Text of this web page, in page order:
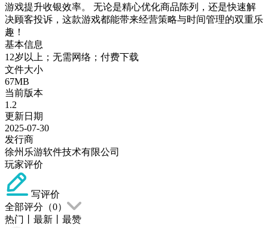
游戏提升收银效率。 无论是精心优化商品陈列，还是快速解
决顾客投诉，这款游戏都能带来经营策略与时间管理的双重乐
趣！
基本信息
12岁以上；无需网络；付费下载
文件大小
67MB
当前版本
1.2
更新日期
2025-07-30
发行商
徐州乐游软件技术有限公司
玩家评价
写评价
全部评分（0）
热门
最新 最赞